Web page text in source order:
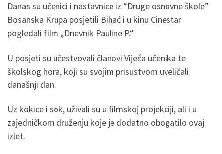
Danas su učenici i nastavnice iz “Druge osnovne škole”
Bosanska Krupa posjetili Bihać i u kinu Cinestar
pogledali film „Dnevnik Pauline P.“
U posjeti su učestvovali članovi Vijeća učenika te
školskog hora, koji su svojim prisustvom uveličali
današnji dan.
Uz kokice i sok, uživali su u filmskoj projekciji, ali i u
zajedničkom druženju koje je dodatno obogatilo ovaj
izlet.